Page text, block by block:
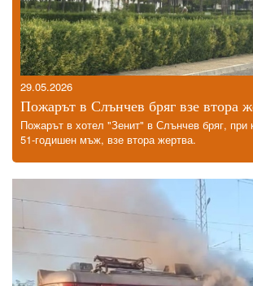
29.05.2026
Пожарът в Слънчев бряг взе втора
Пожарът в хотел "Зенит" в Слънчев бряг, при
51-годишен мъж, взе втора жертва.